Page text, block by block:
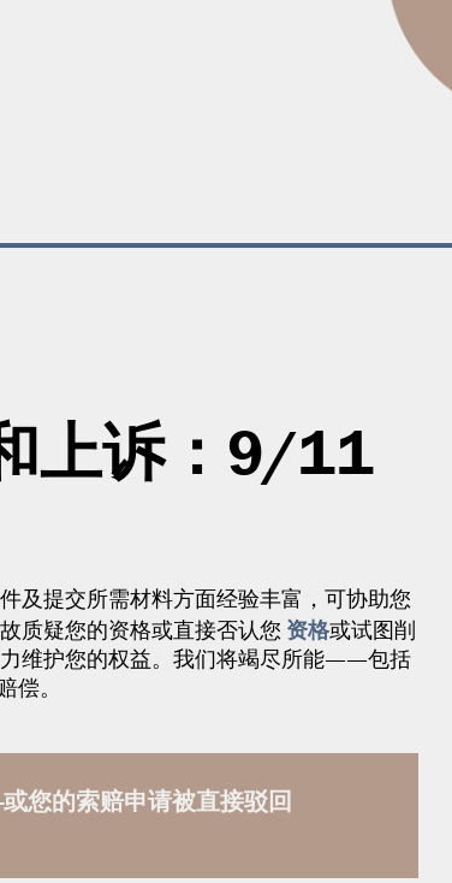
上诉：9/11
及提交所需材料方面经验丰富，可协助您
质疑您的资格或直接否认您 资格或试图削
维护您的权益。我们将竭尽所能——包括
偿。
您的索赔申请被直接驳回